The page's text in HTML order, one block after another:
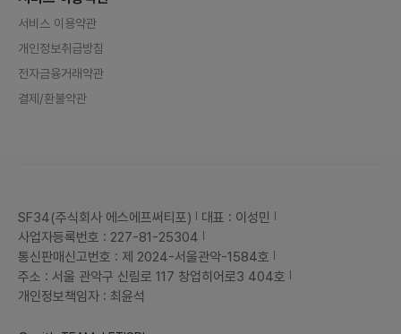
서비스 이용약관
개인정보취급방침
전자금융거래약관
결제/환불약관
SF34(주식회사 에스에프써티포)
대표 : 이성민
사업자등록번호 : 227-81-25304
통신판매신고번호 : 제 2024-서울관악-1584호
주소 : 서울 관악구 신림로 117 창업히어로3 404호
개인정보책임자 : 최윤석